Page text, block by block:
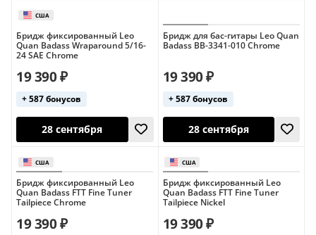
28 сентября
28 сентября 28 сентября
Бридж фиксированный Leo
Quan Badass Wraparound 5/16-
24 SAE Chrome
19 390 ₽
+ 587 бонусов
Бридж для бас-гитары Leo Quan
Badass BB-3341-010 Chrome
19 390 ₽
+ 587 бонусов
Бридж фиксированный Leo
Quan Badass FTT Fine Tuner
Tailpiece Chrome
19 390 ₽
Бридж фиксированный Leo
Quan Badass FTT Fine Tuner
Tailpiece Nickel
19 390 ₽